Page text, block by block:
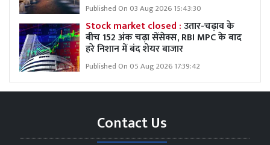
Published On 03 Aug 2026 15:43:30
Stock market closed :उतार-चढ़ाव के
बीच 152 अंक चढ़ा सेंसेक्स, RBI MPC के बाद
हरे निशान में बंद शेयर बाजार
Published On 05 Aug 2026 17:39:42
Contact Us